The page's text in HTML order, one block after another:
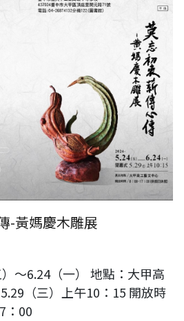
-黃媽慶木雕展
～6.24（一） 地點：大甲高
（三）上午10：15 開放時
：00